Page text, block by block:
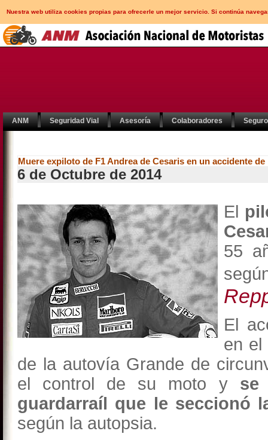
Nuestra web utiliza cookies propias para ofrecerle un mejor servicio. Si continúa
ANM Seguridad Vial Asesoría Colaboradores
Muere expiloto de F1 Andrea de Cesaris en un accidente de
6 de Octubre de 2014
El
55
El
en el
de la autovía Grande de
el control de su moto y se
guardarraíl que le seccionó
según la autopsia.